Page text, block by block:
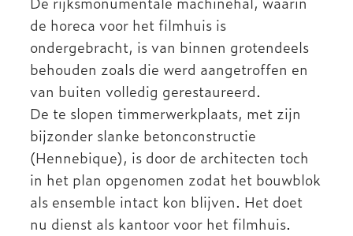
de horeca voor het filmhuis is
ondergebracht, is van binnen grotendeels
behouden zoals die werd aangetroffen en
van buiten volledig gerestaureerd.
De te slopen timmerwerkplaats, met zijn
bijzonder slanke betonconstructie
(Hennebique), is door de architecten toch
in het plan opgenomen zodat het bouwblok
als ensemble intact kon blijven. Het doet
nu dienst als kantoor voor het filmhuis.